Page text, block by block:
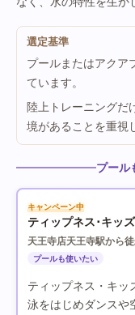
選定基準
プールまたはアクア
ています。
陸上トレーニングだ
境があることを重視
プール
キャンペーン中
ティップネス･キッズ
天王寺店天王寺駅から
プールも使いたい
ティップネス・キッ
泳をはじめダンスや